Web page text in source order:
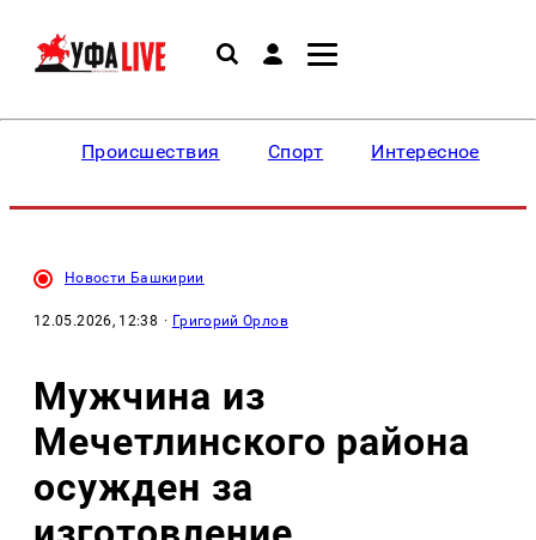
Происшествия Спорт Интересное
Новости Башкирии
12.05.2026, 12:38 · Григорий Орлов
Мужчина из
Мечетлинского района
осужден за